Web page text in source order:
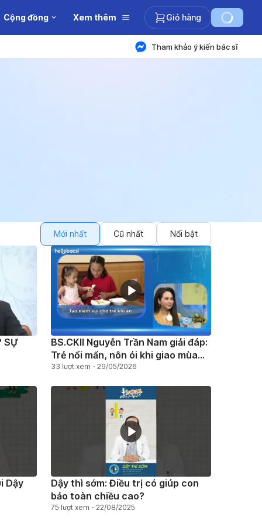
Cộng đồng Xem thêm Giỏ hàng
Tham khảo ý kiến bác sĩ
Mới nhất Cũ nhất Nổi bật
SỰ
BS.CKII Nguyễn Trần Nam giải đáp:
Trẻ nổi mẩn, nôn ói khi giao mùa
có đáng lo?
33 lượt xem 29/05/2026
Dậy
Dậy thì sớm: Điều trị có giúp con
bảo toàn chiều cao?
75 lượt xem 22/08/2025